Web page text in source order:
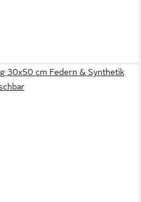
30x50 cm Federn & Synthetik